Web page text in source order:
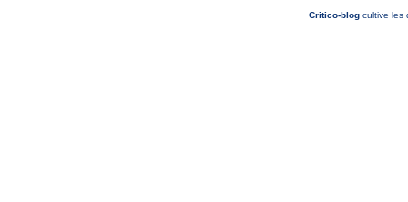
Critico-blog cultive les